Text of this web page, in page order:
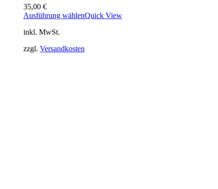
35,00 €
Ausführung wählenQuick View
inkl. MwSt.
zzgl. Versandkosten